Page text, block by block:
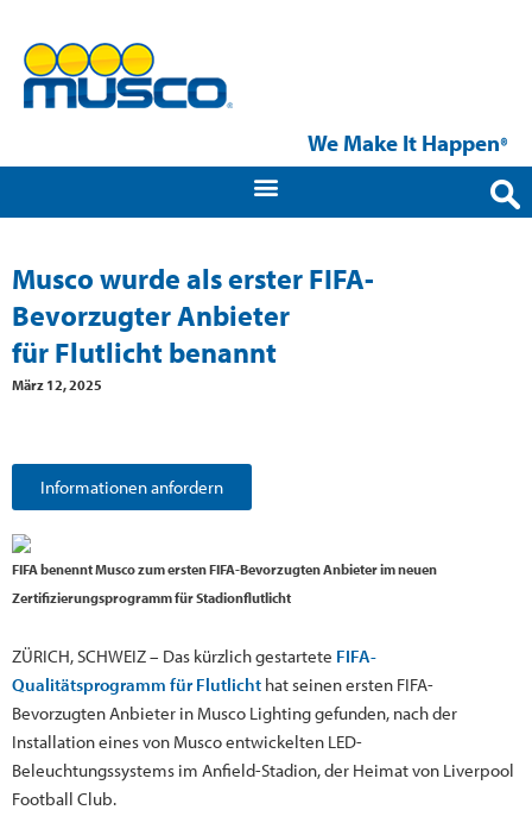
We Make It Happen®
Musco wurde als erster FIFA-
Bevorzugter Anbieter
für Flutlicht benannt
März 12, 2025
Informationen anfordern
FIFA benennt Musco zum ersten FIFA-Bevorzugten Anbieter im neuen
Zertifizierungsprogramm für Stadionflutlicht
ZÜRICH, SCHWEIZ – Das kürzlich gestartete FIFA-
Qualitätsprogramm für Flutlicht hat seinen ersten FIFA-
Bevorzugten Anbieter in Musco Lighting gefunden, nach der
Installation eines von Musco entwickelten LED-
Beleuchtungssystems im Anfield-Stadion, der Heimat von Liverpool
Football Club.